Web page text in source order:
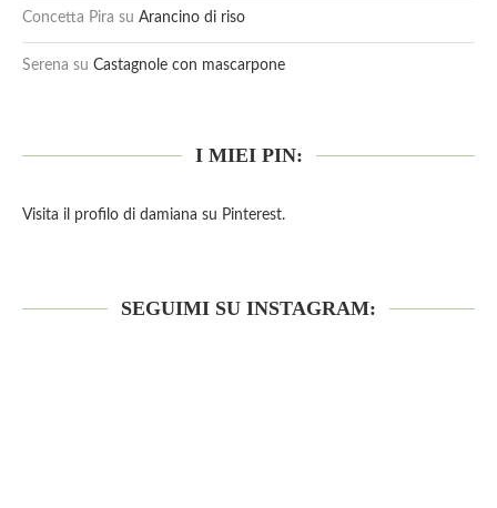
Concetta Pira su Arancino di riso
Serena su Castagnole con mascarpone
I MIEI PIN:
Visita il profilo di damiana su Pinterest.
SEGUIMI SU INSTAGRAM: